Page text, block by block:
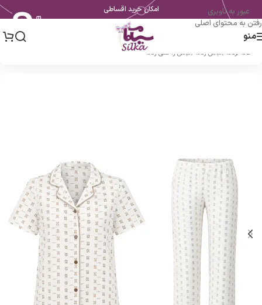
عبور به ناوبری
رفتن به محتوای اصلی
امکان خرید اقساطی
منو
خانه /زنانه /لباس زنانه /لباس راحتی زنانه